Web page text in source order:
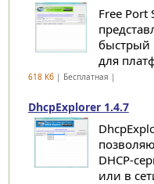
Free Port
быстрый
для
618 Кб| Бесплатная |
DhcpExplorer 1.4.7
DHCP-
или в